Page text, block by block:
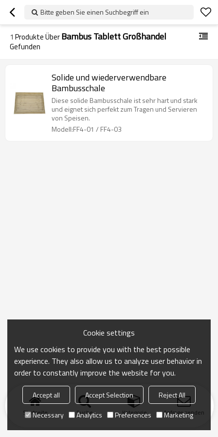
Bitte geben Sie einen Suchbegriff ein
1 Produkte ÜberBambus Tablett Großhandel
Gefunden
Solide und wiederverwendbare
Bambusschale
Diese solide Bambusschale ist sehr hart und stark
und eignet sich perfekt zum Tragen und Servieren
von Speisen.
Modell:FF4-01 / FF4-03
Startseite Suche Kategorie Anfrage senden
Cookie settings
We use cookies to provide you with the best possible
experience. They also allow us to analyze user behavior in
order to constantly improve the website for you.
Accept all Accept Selection
Reject All
Necessary
Analytics Preferences Marketing